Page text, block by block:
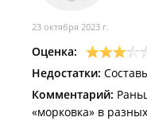
23 октября 2023 г.
Оценка:
Недостатки:
Комментарий:
«морковка» в